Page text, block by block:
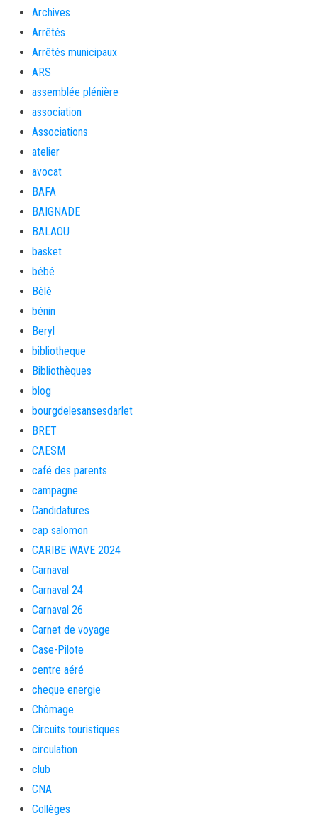
Archives
Arrêtés
Arrêtés municipaux
ARS
assemblée plénière
association
Associations
atelier
avocat
BAFA
BAIGNADE
BALAOU
basket
bébé
Bèlè
bénin
Beryl
bibliotheque
Bibliothèques
blog
bourgdelesansesdarlet
BRET
CAESM
café des parents
campagne
Candidatures
cap salomon
CARIBE WAVE 2024
Carnaval
Carnaval 24
Carnaval 26
Carnet de voyage
Case-Pilote
centre aéré
cheque energie
Chômage
Circuits touristiques
circulation
club
CNA
Collèges